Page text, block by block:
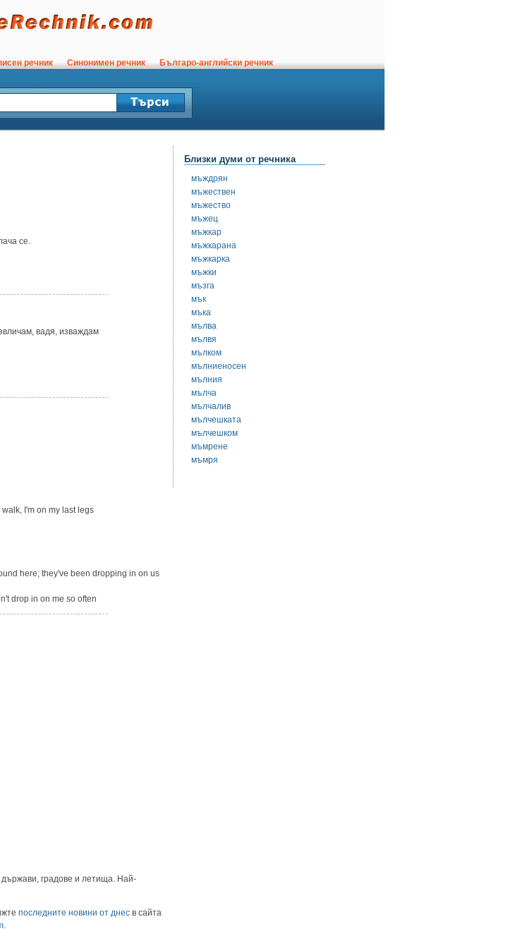
речник Синонимен речник Българо-английски речник
се.
вадя, изваждам
I'm on my last legs
here; they've been dropping in on us
drop in on me so often
градове и летища. Най-
последните новини от днес в сайта
.
Близки думи от речника
мъждрян
мъжествен
мъжество
мъжец
мъжкар
мъжкарана
мъжкарка
мъжки
мъзга
мък
мъка
мълва
мълвя
мълком
мълниеносен
мълния
мълча
мълчалив
мълчешката
мълчешком
мъмрене
мъмря